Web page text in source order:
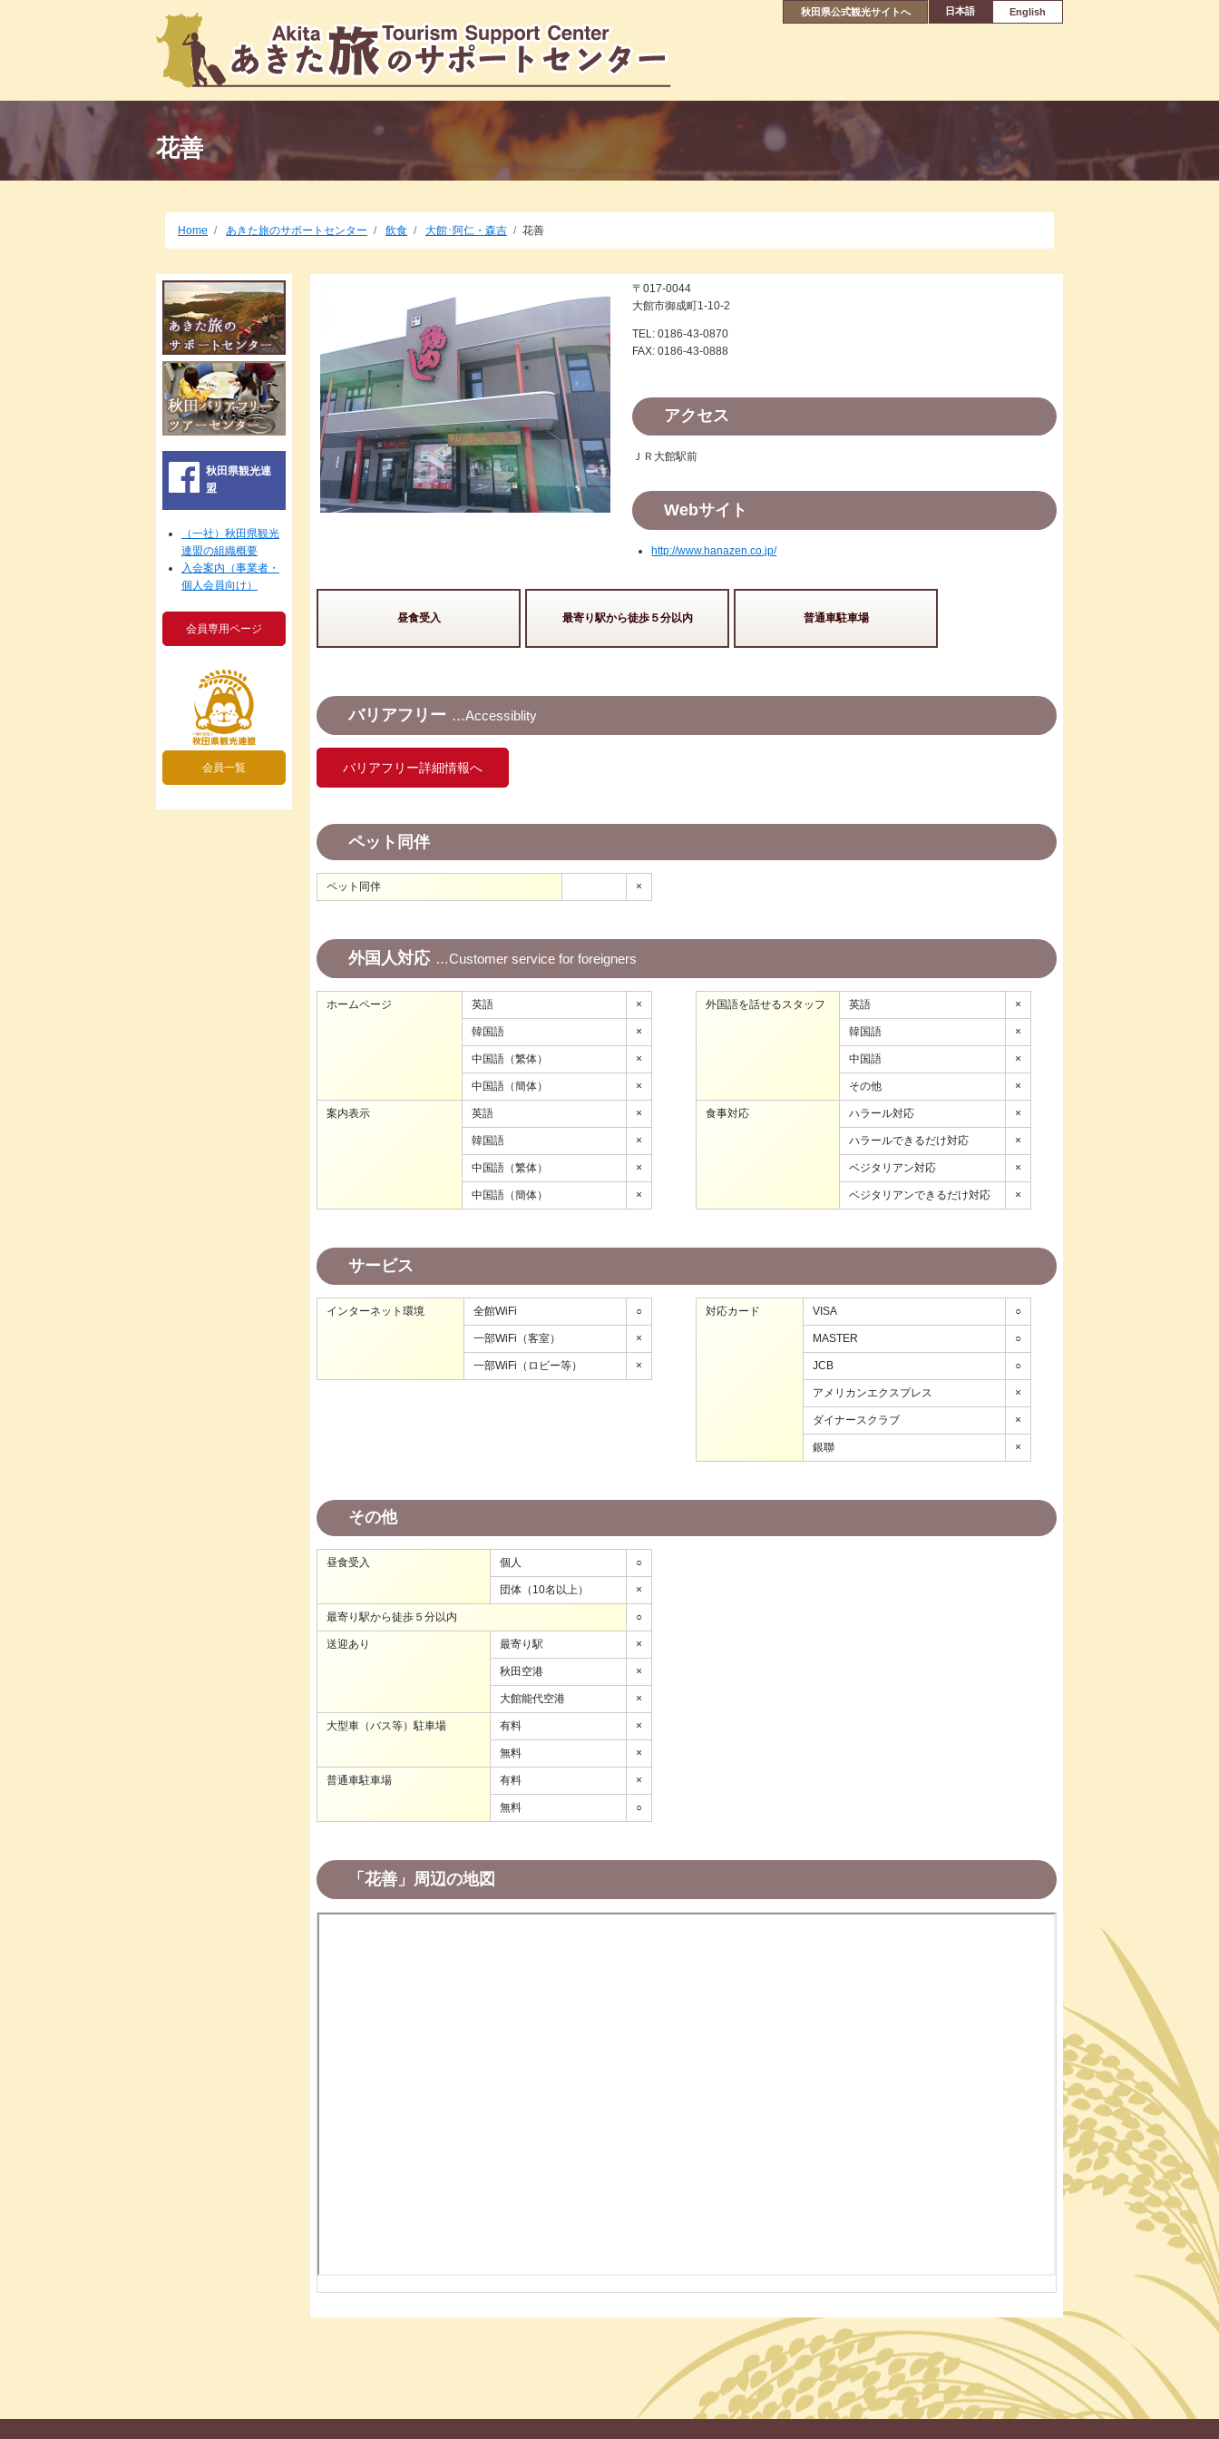
秋田県公式観光サイトへ 日本語 English
花善
Home あきた旅のサポートセンター 飲食 大館･阿仁・森吉 花善
〒017-0044
大館市御成町1-10-2
TEL: 0186-43-0870
FAX: 0186-43-0888
アクセス
ＪＲ大館駅前
Webサイト
http://www.hanazen.co.jp/
昼食受入 最寄り駅から徒歩５分以内 普通車駐車場
バリアフリー Accessiblity
バリアフリー詳細情報へ
ペット同伴
ペット同伴 ×
外国人対応 Customer service for foreigners
ホームページ 英語 ×
韓国語 ×
中国語（繁体） ×
中国語（簡体） ×
案内表示 英語 ×
韓国語 ×
中国語（繁体） ×
中国語（簡体） ×
外国語を話せるスタッフ 英語 ×
韓国語 ×
中国語 ×
その他 ×
食事対応 ハラール対応 ×
ハラールできるだけ対応 ×
ベジタリアン対応 ×
ベジタリアンできるだけ対応 ×
サービス
インターネット環境 全館WiFi ○
一部WiFi（客室） ×
一部WiFi（ロビー等） ×
対応カード VISA ○
MASTER ○
JCB ○
アメリカンエクスプレス ×
ダイナースクラブ ×
銀聯 ×
その他
昼食受入 個人 ○
団体（10名以上） ×
最寄り駅から徒歩５分以内 ○
送迎あり 最寄り駅 ×
秋田空港 ×
大館能代空港 ×
大型車（バス等）駐車場 有料 ×
無料 ×
普通車駐車場 有料 ×
無料 ○
「花善」周辺の地図
秋田県観光連
盟
（一社）秋田県観光
連盟の組織概要
入会案内（事業者・
個人会員向け）
会員専用ページ
会員一覧